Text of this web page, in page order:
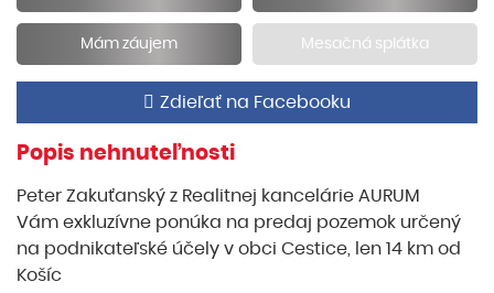
Mám záujem Mesačná splátka
Popis nehnuteľnosti
Zdieľať na Facebooku
Peter Zakuťanský z Realitnej kancelárie AURUM
Vám exkluzívne ponúka na predaj pozemok určený
na podnikateľské účely v obci Cestice, len 14 km od
Košíc